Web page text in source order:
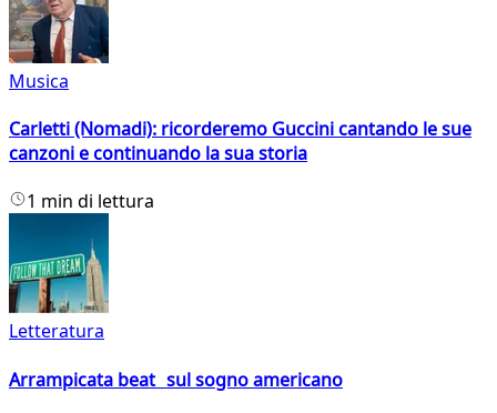
Musica
Carletti (Nomadi): ricorderemo Guccini cantando le sue
canzoni e continuando la sua storia
1 min di lettura
Letteratura
Arrampicata beat sul sogno americano